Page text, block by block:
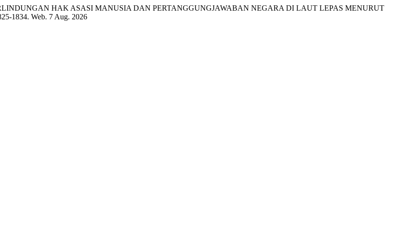
HAK ASASI MANUSIA DAN PERTANGGUNGJAWABAN NEGARA DI LAUT LEPAS MENURUT
1834. Web. 7 Aug. 2026